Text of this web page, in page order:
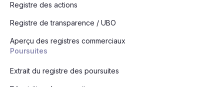
Registre des actions
Registre de transparence / UBO
Aperçu des registres commerciaux
Poursuites
Extrait du registre des poursuites